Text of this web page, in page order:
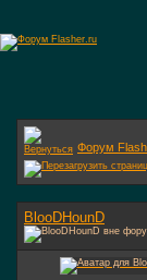
Форум
BlooDHounD